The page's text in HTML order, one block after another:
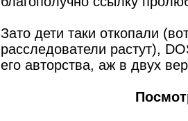
Зато дети таки откопали
расследователи растут),
его авторства, аж в двух